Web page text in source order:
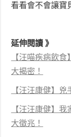
看看會不會讓寶
延伸閱讀 》
【汪喵疾病飲
大揭密！
【汪汪康健】
【汪汪康健】
大徵兆！